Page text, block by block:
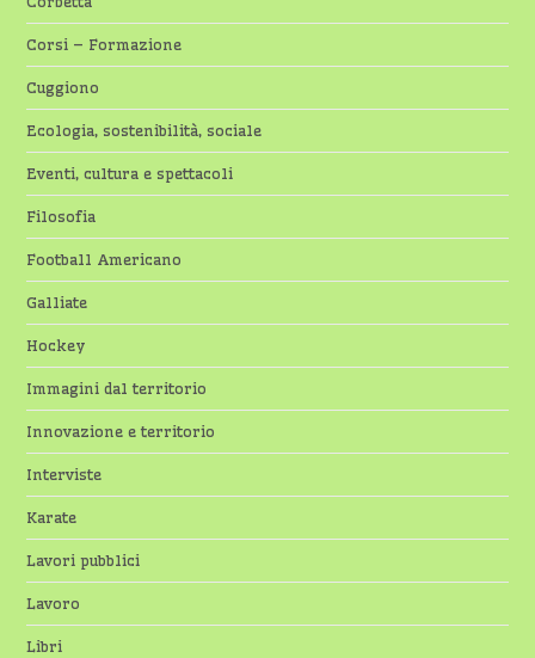
Corsi – Formazione
Cuggiono
Ecologia, sostenibilità, sociale
Eventi, cultura e spettacoli
Filosofia
Football Americano
Galliate
Hockey
Immagini dal territorio
Innovazione e territorio
Interviste
Karate
Lavori pubblici
Lavoro
Libri